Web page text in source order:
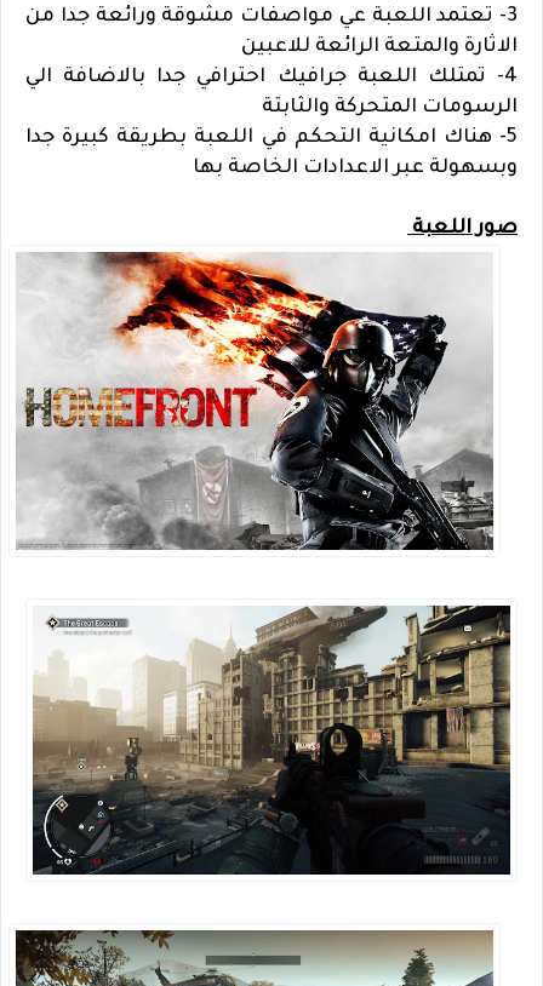
3- تعتمد اللعبة عي مواصفات مشوقة ورائعة جدا من
الاثارة والمتعة الرائعة للاعبين
4- تمتلك اللعبة جرافيك احترافي جدا بالاضافة الي
الرسومات المتحركة والثابتة
5- هناك امكانية التحكم في اللعبة بطريقة كبيرة جدا
وبسهولة عبر الاعدادات الخاصة بها
صور اللعبة